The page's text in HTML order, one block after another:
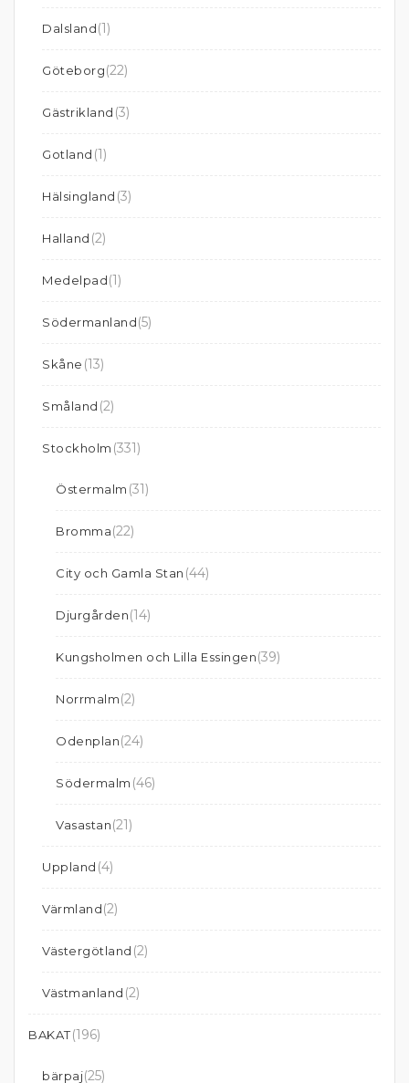
Dalsland(1)
Göteborg(22)
Gästrikland (3)
Gotland (1)
Hälsingland (3)
Halland (2)
Medelpad(1)
Södermanland(5)
Skåne (13)
Småland (2)
Stockholm (331)
Östermalm (31)
Bromma(22)
City och Gamla Stan (44)
Djurgården(14)
Kungsholmen och Lilla Essingen(39)
Norrmalm(2)
Odenplan(24)
Södermalm (46)
Vasastan(21)
Uppland (4)
Värmland(2)
Västergötland (2)
Västmanland (2)
BAKAT(196)
bärpaj(25)